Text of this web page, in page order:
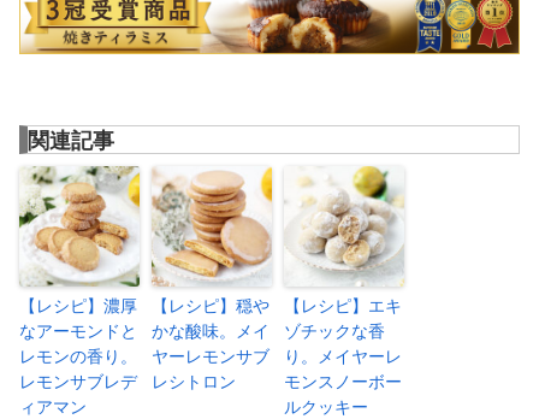
関連記事
【レシピ】濃厚
なアーモンドと
レモンの香り。
レモンサブレデ
ィアマン
【レシピ】穏や
かな酸味。メイ
ヤーレモンサブ
レシトロン
【レシピ】エキ
ゾチックな香
り。メイヤーレ
モンスノーボー
ルクッキー